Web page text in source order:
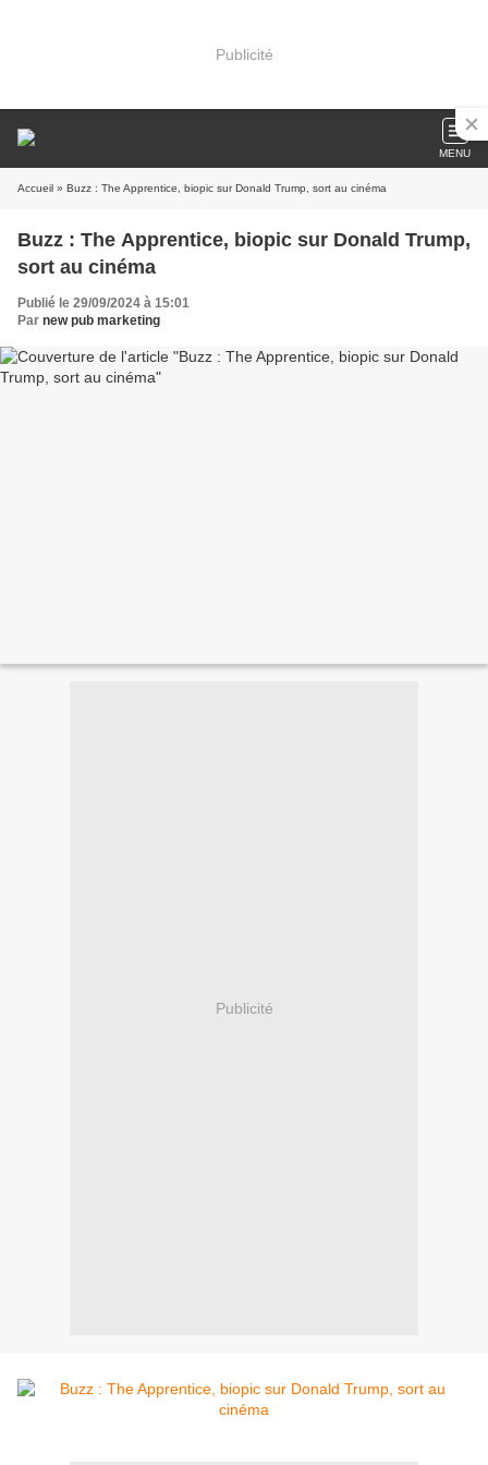
Publicité
MENU
Accueil » Buzz : The Apprentice, biopic sur Donald Trump, sort au cinéma
Buzz : The Apprentice, biopic sur Donald Trump,
sort au cinéma
Publié le 29/09/2024 à 15:01
Par new pub marketing
Publicité